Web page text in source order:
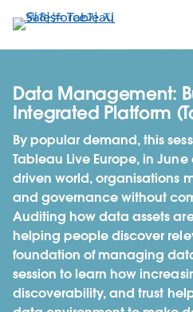
요
콘
기
Data Management:
Integrated Platform
By popular demand, this
Tableau Live Europe, in
driven world, organisations
and governance without
Auditing how data assets
helping people discover
foundation of managing
session to learn how
discoverability, and trust